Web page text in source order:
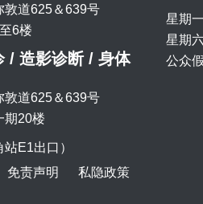
敦道625＆639号
6楼
/ 造影诊断 / 身体
敦道625＆639号
期20楼
站E1出口）
星期
星期
公众
免责声明 私隐政策